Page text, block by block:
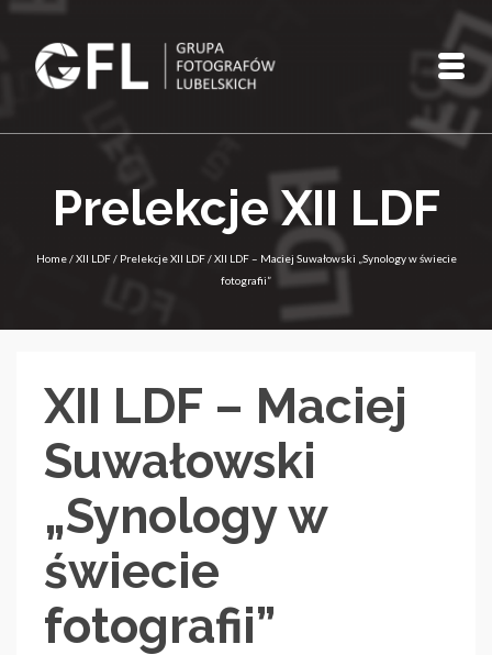
Prelekcje XII LDF
Home / XII LDF / Prelekcje XII LDF / XII LDF – Maciej Suwałowski „Synology w świecie
fotografii”
XII LDF – Maciej
Suwałowski
„Synology w
świecie
fotografii”